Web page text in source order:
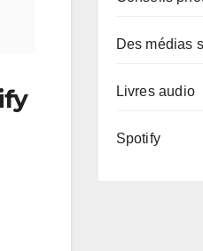
Des médias
Livres audio
Spotify